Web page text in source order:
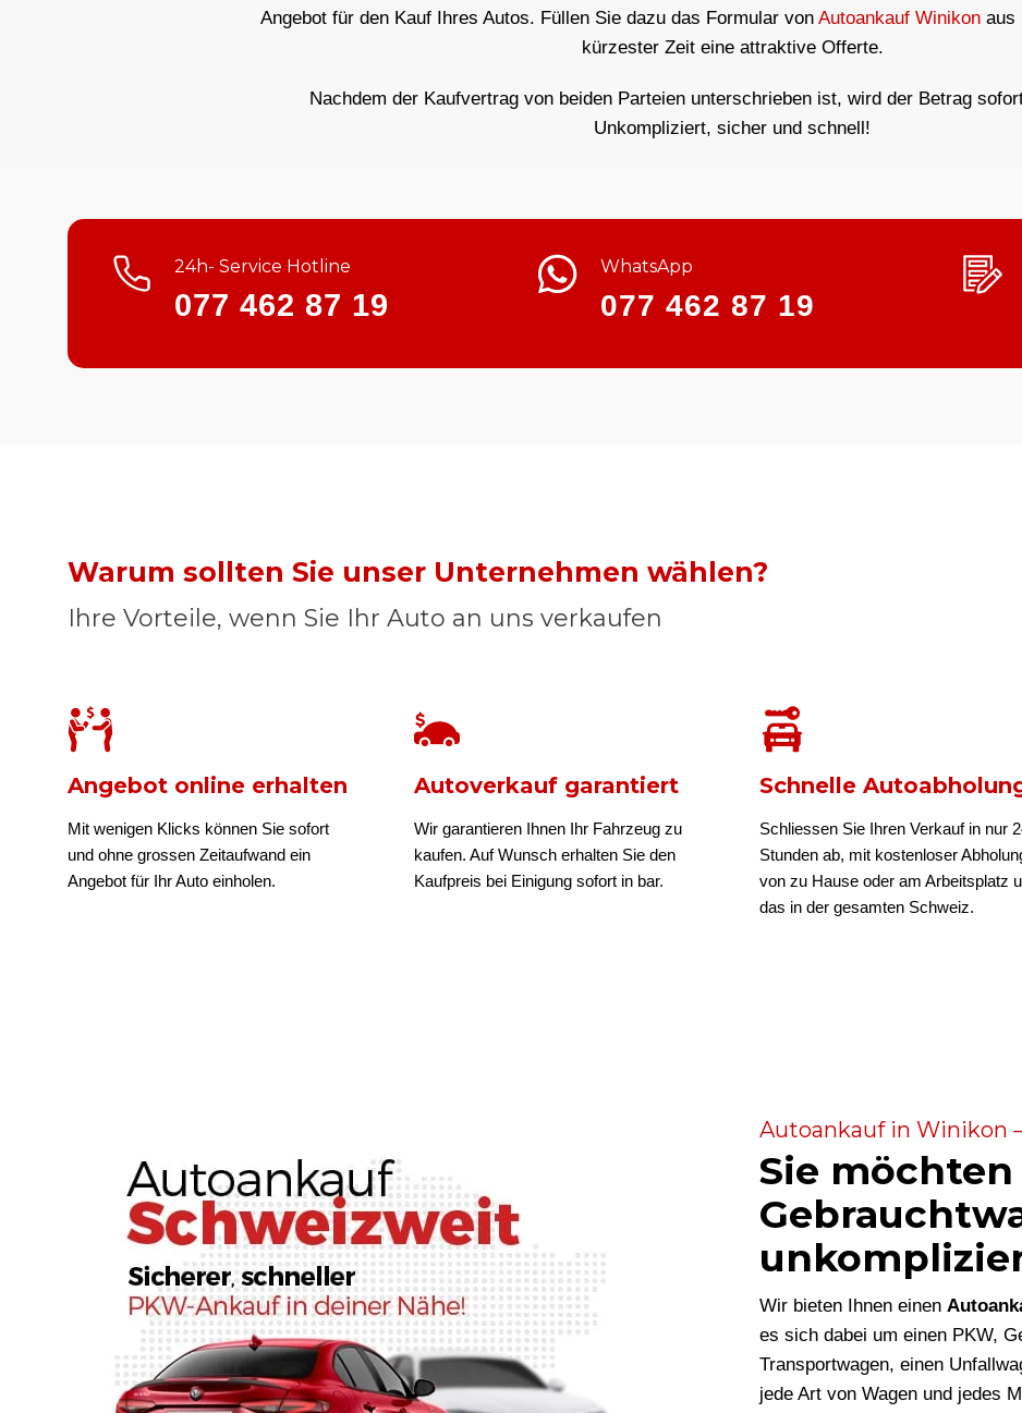
Angebot für den Kauf Ihres Autos. Füllen Sie dazu das Formular von Autoankauf Winikon aus
kürzester Zeit eine attraktive Offerte.
Nachdem der Kaufvertrag von beiden Parteien unterschrieben ist, wird der Betrag
Unkompliziert, sicher und schnell!
24h- Service Hotline
077 462 87 19
WhatsApp
077 462 87 19
Warum sollten Sie unser Unternehmen wählen?
Ihre Vorteile, wenn Sie Ihr Auto an uns verkaufen
Angebot online erhalten
Mit wenigen Klicks können Sie sofort
und ohne grossen Zeitaufwand ein
Angebot für Ihr Auto einholen.
Autoverkauf garantiert
Wir garantieren Ihnen Ihr Fahrzeug zu
kaufen. Auf Wunsch erhalten Sie den
Kaufpreis bei Einigung sofort in bar.
Schnelle
Schliessen Sie Ihren Verkauf in nur
Stunden ab, mit kostenloser
von zu Hause oder am Arbeitsplatz
das in der gesamten Schweiz.
Autoankauf in Winikon
Sie
Wir bieten Ihnen einen
es sich dabei um einen PKW,
Transportwagen, einen
jede Art von Wagen und jedes